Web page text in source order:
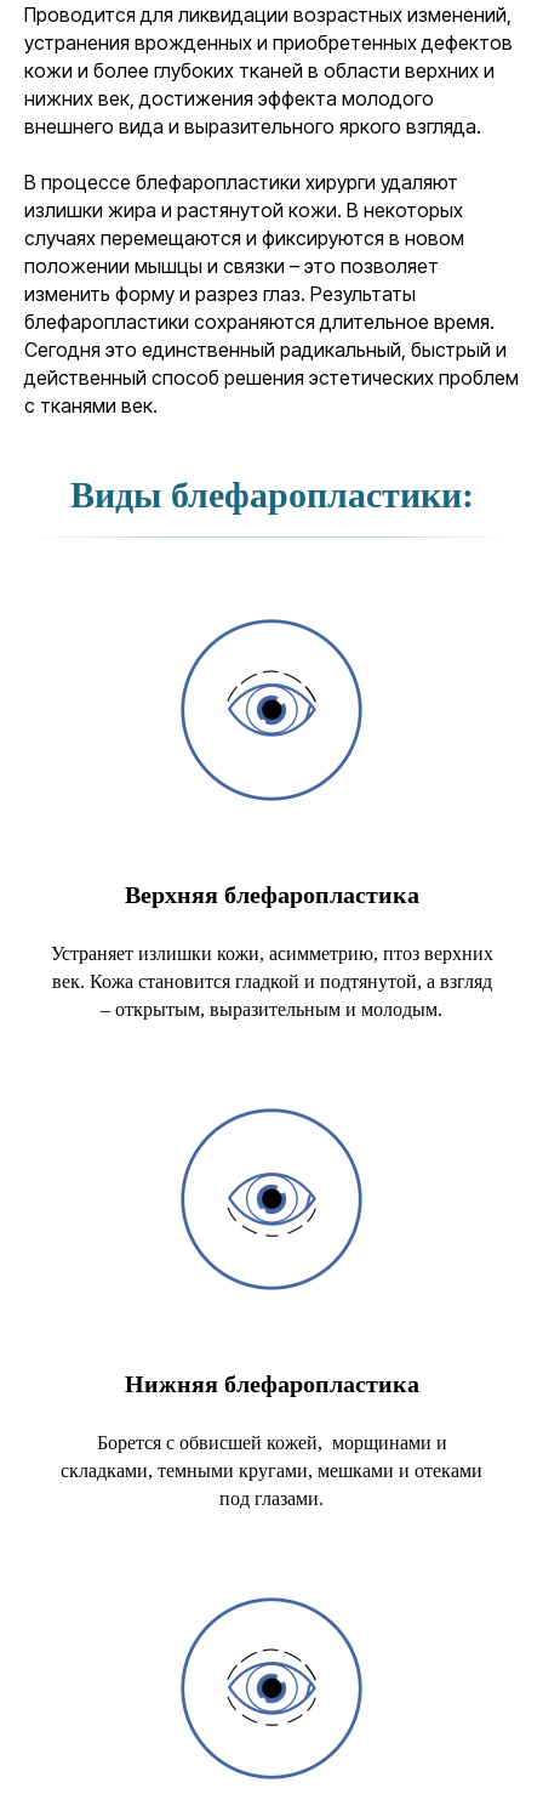
Проводится для ликвидации возрастных изменений,
устранения врожденных и приобретенных дефектов
кожи и более глубоких тканей в области верхних и
нижних век, достижения эффекта молодого
внешнего вида и выразительного яркого взгляда.
В процессе блефаропластики хирурги удаляют
излишки жира и растянутой кожи. В некоторых
случаях перемещаются и фиксируются в новом
положении мышцы и связки – это позволяет
изменить форму и разрез глаз. Результаты
блефаропластики сохраняются длительное время.
Сегодня это единственный радикальный, быстрый и
действенный способ решения эстетических проблем
с тканями век.
Виды блефаропластики:
Верхняя блефаропластика
Устраняет излишки кожи, асимметрию, птоз верхних
век. Кожа становится гладкой и подтянутой, а взгляд
– открытым, выразительным и молодым.
Нижняя блефаропластика
Борется с обвисшей кожей, морщинами и
складками, темными кругами, мешками и отеками
под глазами.